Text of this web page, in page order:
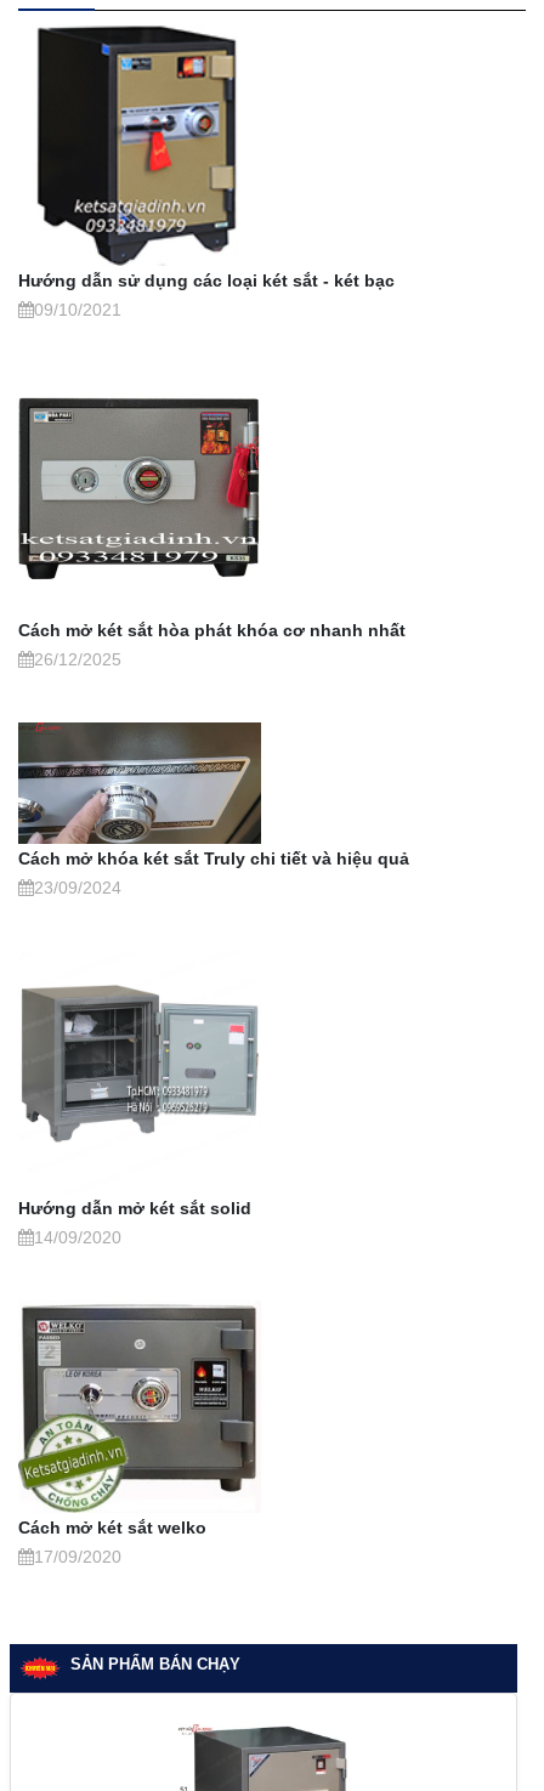
Hướng dẫn sử dụng các loại két sắt - két bạc
09/10/2021
Cách mở két sắt hòa phát khóa cơ nhanh nhất
26/12/2025
Cách mở khóa két sắt Truly chi tiết và hiệu quả
23/09/2024
Hướng dẫn mở két sắt solid
14/09/2020
Cách mở két sắt welko
17/09/2020
SẢN PHẨM BÁN CHẠY